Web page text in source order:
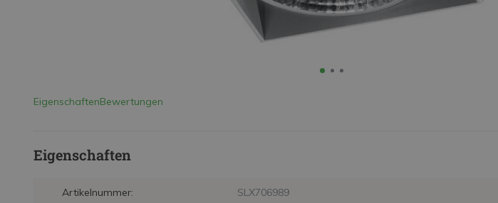
EigenschaftenBewertungen
Eigenschaften
Artikelnummer: SLX706989